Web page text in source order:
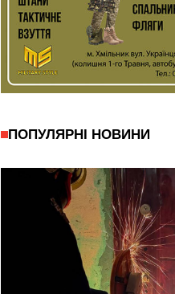
ПОПУЛЯРНІ НОВИНИ